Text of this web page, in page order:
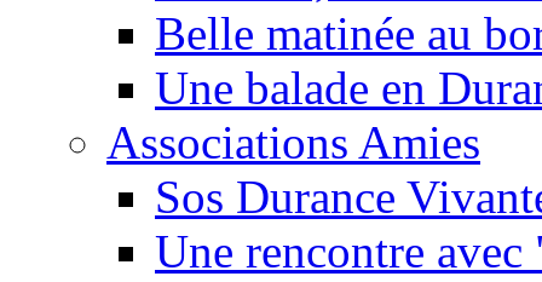
Belle matinée au
Une balade en
Associations Amies
Sos Durance
Une rencontre